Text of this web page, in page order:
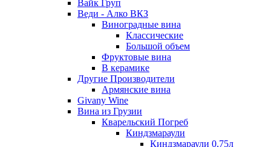
Вайк Груп
Веди - Алко ВКЗ
Виноградные вина
Классические
Большой объем
Фруктовые вина
В керамике
Другие Производители
Армянские вина
Givany Wine
Вина из Грузии
Кварельский Погреб
Киндзмараули
Киндзмараули 0,75л